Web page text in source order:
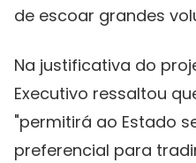
de escoar grandes
Na justificativa do
Executivo ressaltou
"permitirá ao Estado
preferencial para